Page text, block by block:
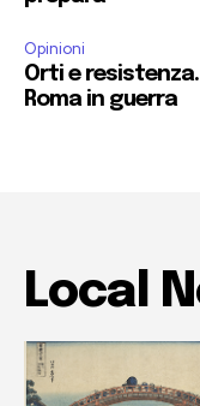
Opinioni
Orti e
Roma in guerra
Local